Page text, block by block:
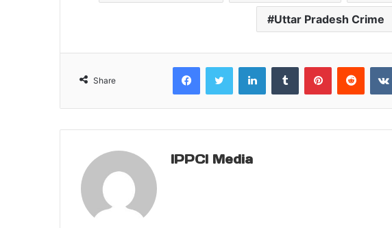
Uttar Pradesh Crime
Share
FacebookTwitter LinkedInTumblr PinterestReddit
IPPCI Media